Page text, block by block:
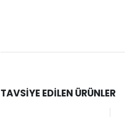
TAVSIYE EDILEN ÜRÜNLER